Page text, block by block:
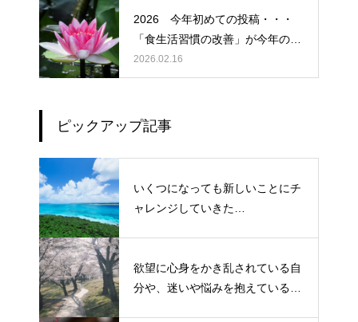
2026 今年初めての投稿・・・
「食生活習慣の改善」が今年のテ
ーマです。
2026.02.16
ピックアップ記事
いくつになっても新しいことにチ
ャレンジしていきた
欲望に心身をかき乱されている自
分や、迷いや悩みを抱えているネ